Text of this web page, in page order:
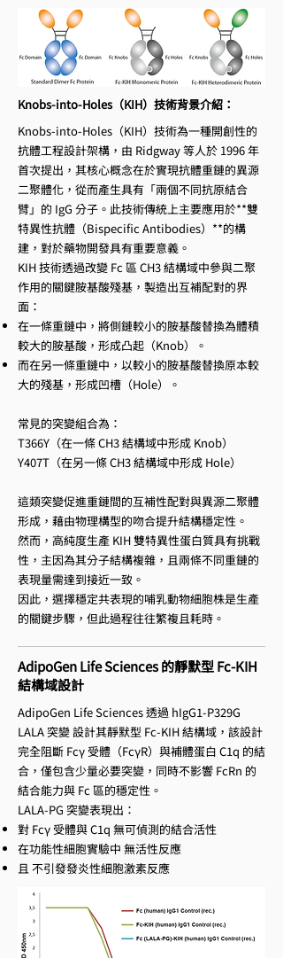
Knobs-into-Holes（KIH）技術背景介紹：
Knobs-into-Holes（KIH）技術為一種開創性的
抗體工程設計架構，由 Ridgway 等人於 1996 年
首次提出，其核心概念在於實現抗體重鏈的異源
二聚體化，從而產生具有「兩個不同抗原結合
臂」的 IgG 分子。此技術傳統上主要應用於**雙
特異性抗體（Bispecific Antibodies）**的構
建，對於藥物開發具有重要意義。
KIH 技術透過改變 Fc 區 CH3 結構域中參與二聚
作用的關鍵胺基酸殘基，製造出互補配對的界
面：
在一條重鏈中，將側鏈較小的胺基酸替換為體積
較大的胺基酸，形成凸起（Knob）。
而在另一條重鏈中，以較小的胺基酸替換原本較
大的殘基，形成凹槽（Hole）。
常見的突變組合為：
T366Y（在一條 CH3 結構域中形成 Knob）
Y407T（在另一條 CH3 結構域中形成 Hole）
這類突變促進重鏈間的互補性配對與異源二聚體
形成，藉由物理構型的吻合提升結構穩定性。
然而，高純度生產 KIH 雙特異性蛋白質具有挑戰
性，主因為其分子結構複雜，且兩條不同重鏈的
表現量需達到接近一致。
因此，選擇穩定共表現的哺乳動物細胞株是生產
的關鍵步驟，但此過程往往繁複且耗時。
AdipoGen Life Sciences 的靜默型 Fc-KIH
結構域設計
AdipoGen Life Sciences 透過 hIgG1-P329G
LALA 突變 設計其靜默型 Fc-KIH 結構域，該設計
完全阻斷 Fcγ 受體（FcγR）與補體蛋白 C1q 的結
合，僅包含少量必要突變，同時不影響 FcRn 的
結合能力與 Fc 區的穩定性。
LALA-PG 突變表現出：
對 Fcγ 受體與 C1q 無可偵測的結合活性
在功能性細胞實驗中 無活性反應
且 不引發發炎性細胞激素反應